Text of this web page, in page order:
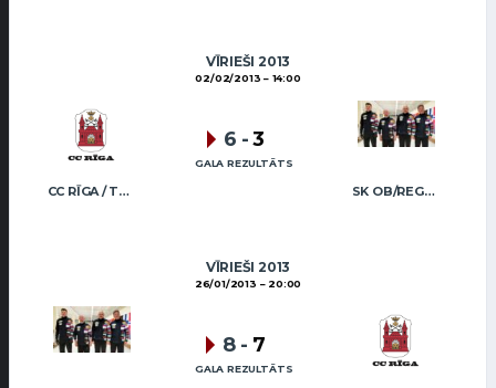
VĪRIEŠI 2013
02/02/2013 14:00
CC RĪGA / TRUKŠĀNS SK OB/REGŽA MEN
6 -3
GALA REZULTĀTS
VĪRIEŠI 2013
26/01/2013 20:00
8 - 7
GALA REZULTĀTS